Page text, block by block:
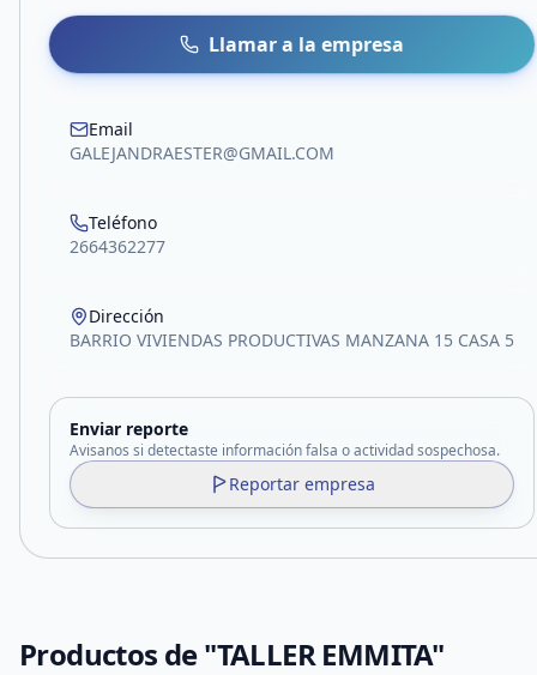
Llamar a la empresa
Email
GALEJANDRAESTER@GMAIL.COM
Teléfono
2664362277
Dirección
BARRIO VIVIENDAS PRODUCTIVAS MANZANA 15 CASA 5
Enviar reporte
Avisanos si detectaste información falsa o actividad sospechosa.
Reportar empresa
Productos de"TALLER EMMITA"